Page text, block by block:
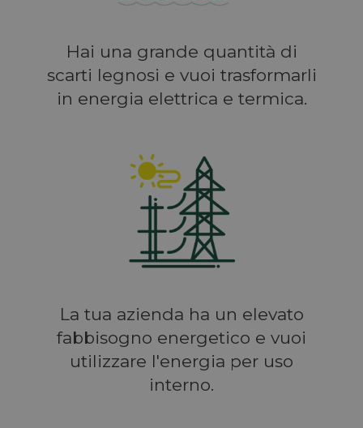
Hai una grande quantità di
scarti legnosi e vuoi trasformarli
in energia elettrica e termica.
La tua azienda ha un elevato
fabbisogno energetico e vuoi
utilizzare l'energia per uso
interno.